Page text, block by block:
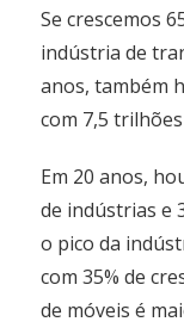
Se crescemos
indústria de
anos, também
com 7,5
Em 20 anos,
de indústrias e
o pico da
com 35% de
de móveis é